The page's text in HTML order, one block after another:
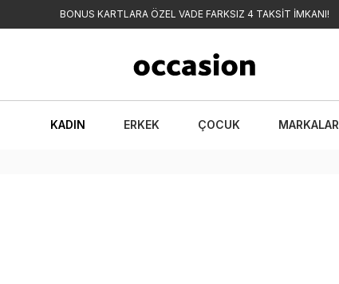
BONUS KARTLARA ÖZEL VADE FARKSIZ 4 TAKSİT İMKANI!
KADIN ERKEK ÇOCUK MARKALAR